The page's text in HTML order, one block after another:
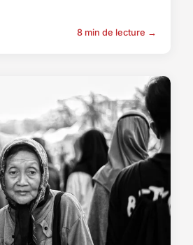
8 min de lecture →